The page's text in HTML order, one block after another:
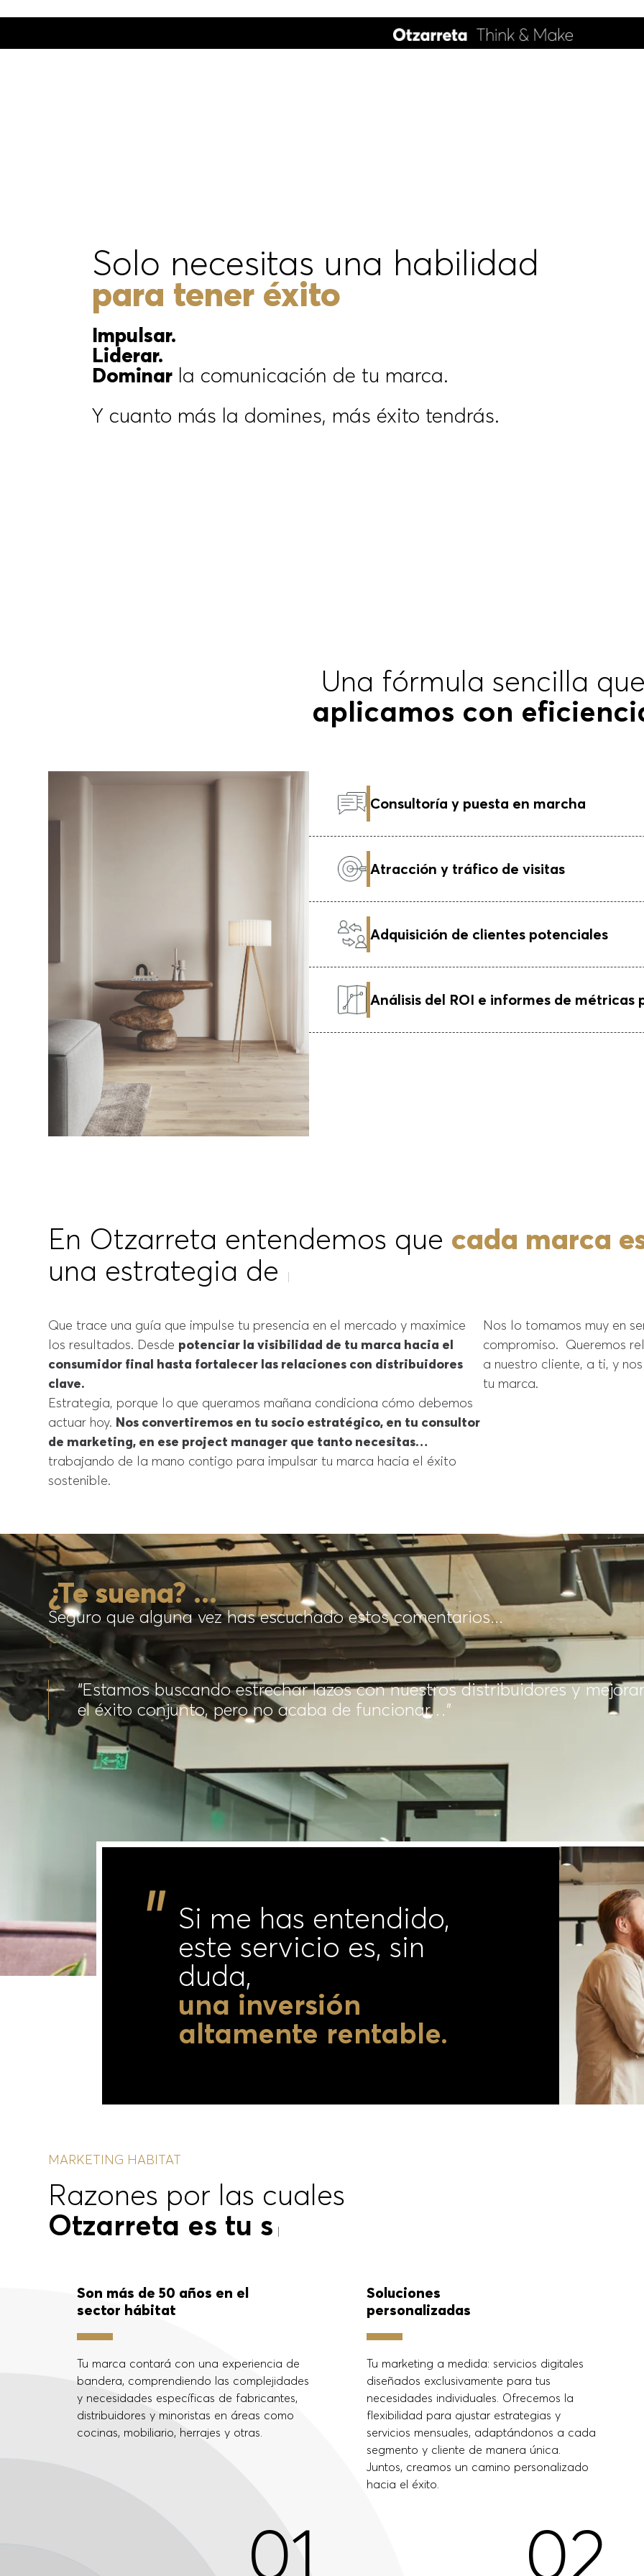
Solo necesitas una habilidad
para tener éxito
Impulsar.
Liderar.
Dominarla comunicación de tu marca.
Y cuanto más la domines, más éxito tendrás.
Una fórmula sencilla
aplicamos con
Consultoría y puesta en marcha
Atracción y tráfico de visitas
Adquisición de clientes potenciales
Análisis del ROI e informes de métricas
En Otzarreta entendemos que cada marca
una estrategia de marketing personalizada
Que trace una guía que impulse tu presencia en el mercado y maximice
los resultados. Desde
consumidor final hasta fortalecer las relaciones con distribuidores
clave.
Estrategia, porque lo que queramos mañana condiciona cómo debemos
actuar hoy.
Nos convertiremos en tu socio estratégico, en tu consultor
de marketing, en ese project manager que tanto necesitas…
Nos lo tomamos muy en
compromiso. Queremos
¿Te suena? ...
Seguro que alguna vez has escuchado estos comentarios...
que
“Estamos buscando estrechar lazos con nuestros distribuidores y
el éxito conjunto, pero no acaba de funcionar…”
Si me has entendido,
este servicio es, sin
duda,
una inversión
MARKETING HABITAT
Razones por las cuales
ideal
Son más de 50 años en el
sector hábitat
Tu marca contará con una experiencia de
distribuidores y minoristas en áreas como
Soluciones
personalizadas
Tu marketing a medida: servicios digitales
diseñados exclusivamente para tus
necesidades individuales. Ofrecemos la
flexibilidad para ajustar estrategias y
Juntos, creamos un camino personalizado